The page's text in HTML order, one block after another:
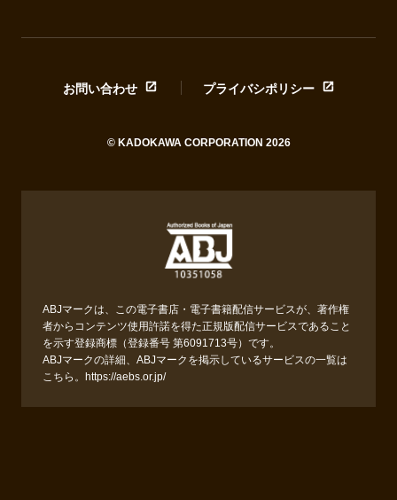
お問い合わせ プライバシポリシー
© KADOKAWA CORPORATION 2026
ABJマークは、この電子書店・電子書籍配信サービスが、著作権
者からコンテンツ使用許諾を得た正規版配信サービスであること
を示す登録商標（登録番号 第6091713号）です。
ABJマークの詳細、ABJマークを掲示しているサービスの一覧は
こちら。
https://aebs.or.jp/